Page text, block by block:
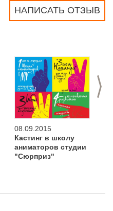
НАПИСАТЬ ОТЗЫВ
>
08.09.2015
Кастинг в школу
аниматоров студии
"Сюрприз"